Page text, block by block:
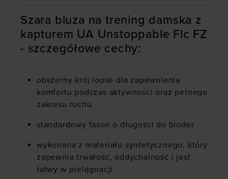
Szara bluza na trening damska z
kapturem UA Unstoppable Flc FZ
- szczegółowe cechy:
obszerny krój loose dla zapewnienia
komfortu podczas aktywności oraz pełnego
zakresu ruchu
standardowy fason o długości do bioder
wykonana z materiału syntetycznego, który
zapewnia trwałość, oddychalność i jest
łatwy w pielęgnacji